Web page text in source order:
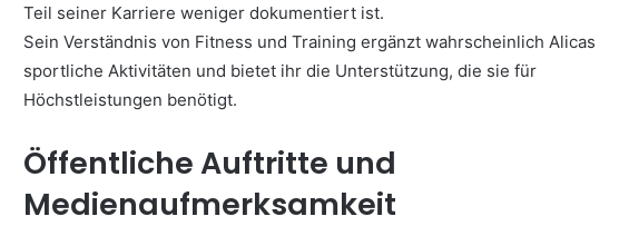
Teil seiner Karriere weniger dokumentiert ist.
Sein Verständnis von Fitness und Training ergänzt wahrscheinlich Alicas
sportliche Aktivitäten und bietet ihr die Unterstützung, die sie für
Höchstleistungen benötigt.
Öffentliche Auftritte und
Medienaufmerksamkeit